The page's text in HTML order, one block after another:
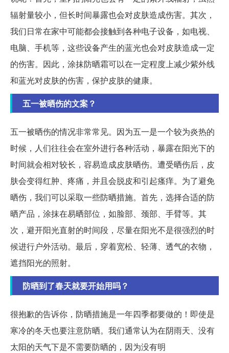
辐射量较小，但长时间暴露也会对皮肤造成伤害。其次，
我们日常在家中可能都会接触到各种电子设备，如电视、
电脑、手机等，这些设备产生的蓝光也会对皮肤造成一定
的伤害。因此，涂抹防晒霜可以在一定程度上减少紫外线
和蓝光对皮肤的伤害，保护皮肤的健康。
五一被晒伤的文案？
五一被晒伤的情况非常常见。因为五一是一个较为炎热的
时候，人们往往会在室外进行各种活动，暴露在阳光下的
时间就会相对较长，容易造成皮肤晒伤。遭受晒伤后，皮
肤会变得红肿、疼痛，并且会脱皮和引起瘙痒。为了避免
晒伤，我们可以采取一些防晒措施。首先，选择合适的防
晒产品，涂抹在易晒部位，如脸部、颈部、手臂等。其
次，避开阳光直射的时间段，尽量在阳光不是很强烈的时
候进行户外活动。最后，穿着宽松、轻薄、透气的衣物，
遮挡阳光的照射。
防晒到了春天就要开始用吗？
很抱歉的告诉你，防晒措施是一年四季都要做的！即使是
寒冷的冬天也要注意防晒。我们通常认为在阴雨天、没有
太阳的天气下是不需要防晒的，因为没有明